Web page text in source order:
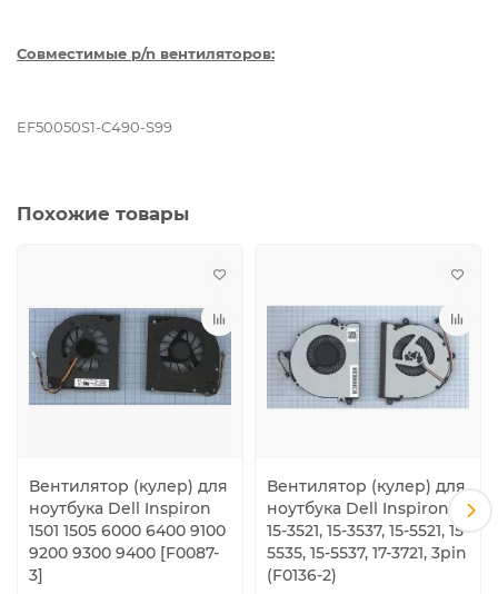
Совместимые p/n вентиляторов:
EF50050S1-C490-S99
Похожие товары
Вентилятор (кулер) для
ноутбука Dell Inspiron
1501 1505 6000 6400 9100
9200 9300 9400 [F0087-
3]
Вентилятор (кулер) для
ноутбука Dell Inspiron
15-3521, 15-3537, 15-5521, 15-
5535, 15-5537, 17-3721, 3pin
(F0136-2)